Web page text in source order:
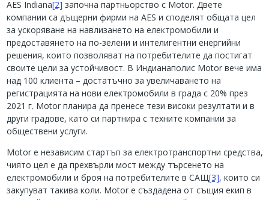
AES Indiana[2] започна партньорство с Motor. Двете
компании са дъщерни фирми на AES и споделят общата цел
за ускоряване на навлизането на електромобили и
предоставянето на по-зелени и интелигентни енергийни
решения, които позволяват на потребителите да постигат
своите цели за устойчивост. В Индианаполис Motor вече има
над 100 клиента – достатъчно за увеличаването на
регистрацията на нови електромобили в града с 20% през
2021 г. Motor планира да пренесе тези високи резултати и в
други градове, като си партнира с техните компании за
обществени услуги.
Motor е независим стартъп за електротранспортни средства,
чиято цел е да прехвърли мост между търсенето на
електромобили и броя на потребителите в САЩ[3], които си
закупуват такива коли. Motor е създадена от същия екип в